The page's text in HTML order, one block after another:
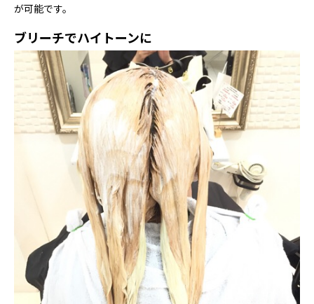
が可能です。
ブリーチでハイトーンに